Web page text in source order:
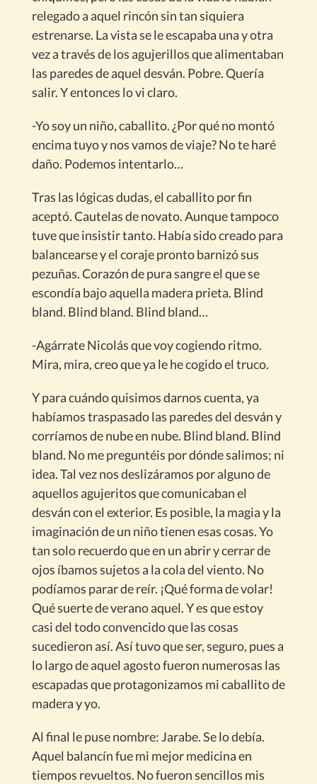
relegado a aquel rincón sin tan siquiera
estrenarse. La vista se le escapaba una y otra
vez a través de los agujerillos que alimentaban
las paredes de aquel desván. Pobre. Quería
salir. Y entonces lo vi claro.
-Yo soy un niño, caballito. ¿Por qué no montó
encima tuyo y nos vamos de viaje? No te haré
daño. Podemos intentarlo…
Tras las lógicas dudas, el caballito por fin
aceptó. Cautelas de novato. Aunque tampoco
tuve que insistir tanto. Había sido creado para
balancearse y el coraje pronto barnizó sus
pezuñas. Corazón de pura sangre el que se
escondía bajo aquella madera prieta. Blind
bland. Blind bland. Blind bland…
-Agárrate Nicolás que voy cogiendo ritmo.
Mira, mira, creo que ya le he cogido el truco.
Y para cuándo quisimos darnos cuenta, ya
habíamos traspasado las paredes del desván y
corríamos de nube en nube. Blind bland. Blind
bland. No me preguntéis por dónde salimos; ni
idea. Tal vez nos deslizáramos por alguno de
aquellos agujeritos que comunicaban el
desván con el exterior. Es posible, la magia y la
imaginación de un niño tienen esas cosas. Yo
tan solo recuerdo que en un abrir y cerrar de
ojos íbamos sujetos a la cola del viento. No
podíamos parar de reír. ¡Qué forma de volar!
Qué suerte de verano aquel. Y es que estoy
casi del todo convencido que las cosas
sucedieron así. Así tuvo que ser, seguro, pues a
lo largo de aquel agosto fueron numerosas las
escapadas que protagonizamos mi caballito de
madera y yo.
Al final le puse nombre: Jarabe. Se lo debía.
Aquel balancín fue mi mejor medicina en
tiempos revueltos. No fueron sencillos mis